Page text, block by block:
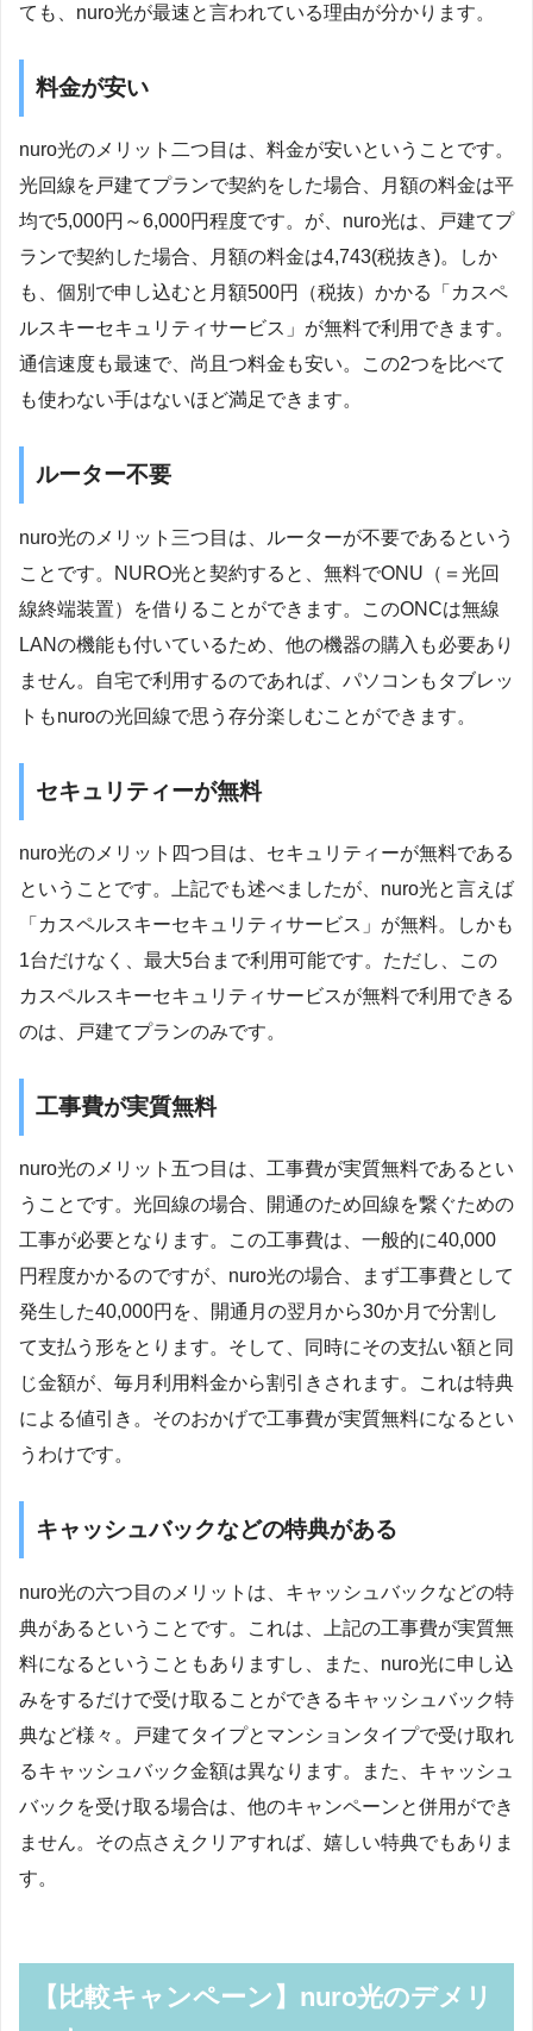
ても、nuro光が最速と言われている理由が分かります。
料金が安い
nuro光のメリット二つ目は、料金が安いということです。
光回線を戸建てプランで契約をした場合、月額の料金は平
均で5,000円～6,000円程度です。が、nuro光は、戸建てプ
ランで契約した場合、月額の料金は4,743(税抜き)。しか
も、個別で申し込むと月額500円（税抜）かかる「カスペ
ルスキーセキュリティサービス」が無料で利用できます。
通信速度も最速で、尚且つ料金も安い。この2つを比べて
も使わない手はないほど満足できます。
ルーター不要
nuro光のメリット三つ目は、ルーターが不要であるという
ことです。NURO光と契約すると、無料でONU（＝光回
線終端装置）を借りることができます。このONCは無線
LANの機能も付いているため、他の機器の購入も必要あり
ません。自宅で利用するのであれば、パソコンもタブレッ
トもnuroの光回線で思う存分楽しむことができます。
セキュリティーが無料
nuro光のメリット四つ目は、セキュリティーが無料である
ということです。上記でも述べましたが、nuro光と言えば
「カスペルスキーセキュリティサービス」が無料。しかも
1台だけなく、最大5台まで利用可能です。ただし、この
カスペルスキーセキュリティサービスが無料で利用できる
のは、戸建てプランのみです。
工事費が実質無料
nuro光のメリット五つ目は、工事費が実質無料であるとい
うことです。光回線の場合、開通のため回線を繋ぐための
工事が必要となります。この工事費は、一般的に40,000
円程度かかるのですが、nuro光の場合、まず工事費として
発生した40,000円を、開通月の翌月から30か月で分割し
て支払う形をとります。そして、同時にその支払い額と同
じ金額が、毎月利用料金から割引きされます。これは特典
による値引き。そのおかげで工事費が実質無料になるとい
うわけです。
キャッシュバックなどの特典がある
nuro光の六つ目のメリットは、キャッシュバックなどの特
典があるということです。これは、上記の工事費が実質無
料になるということもありますし、また、nuro光に申し込
みをするだけで受け取ることができるキャッシュバック特
典など様々。戸建てタイプとマンションタイプで受け取れ
るキャッシュバック金額は異なります。また、キャッシュ
バックを受け取る場合は、他のキャンペーンと併用ができ
ません。その点さえクリアすれば、嬉しい特典でもありま
す。
【比較キャンペーン】nuro光のデメリ